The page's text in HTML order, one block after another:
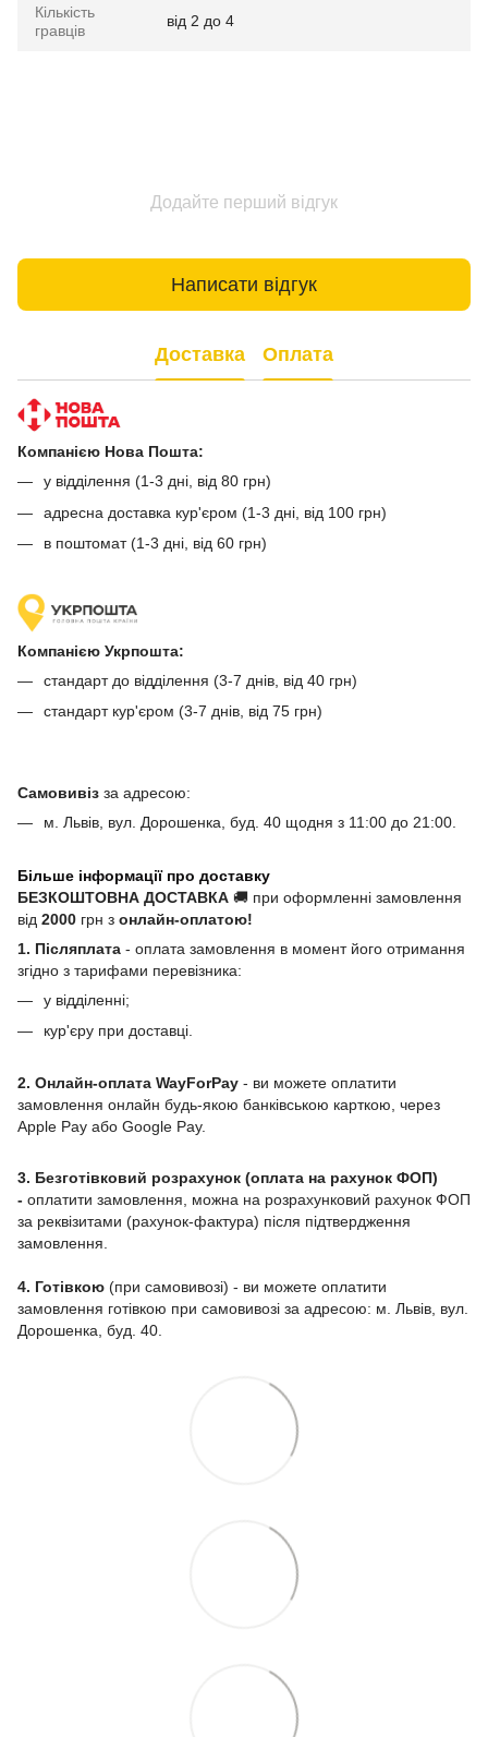
Кількість
гравців
від 2 до 4
Додайте перший відгук
Написати відгук
Доставка Оплата
Компанією Нова Пошта:
у відділення (1-3 дні, від 80 грн)
адресна доставка кур'єром (1-3 дні, від 100 грн)
в поштомат (1-3 дні, від 60 грн)
Компанією Укрпошта:
стандарт до відділення (3-7 днів, від 40 грн)
стандарт кур'єром (3-7 днів, від 75 грн)
Самовивіз за адресою:
м. Львів, вул. Дорошенка, буд. 40 щодня з 11:00 до 21:00.
Більше інформації про доставку
БЕЗКОШТОВНА ДОСТАВКА 🚚 при оформленні замовлення
від 2000 грн з онлайн-оплатою!
1. Післяплата - оплата замовлення в момент його отримання
згідно з тарифами перевізника:
у відділенні;
кур'єру при доставці.
2. Онлайн-оплата WayForPay - ви можете оплатити
замовлення онлайн будь-якою банківською карткою, через
Apple Pay або Google Pay.
3. Безготівковий розрахунок (оплата на рахунок ФОП)
- оплатити замовлення, можна на розрахунковий рахунок ФОП
за реквізитами (рахунок-фактура) після підтвердження
замовлення.
4. Готівкою (при самовивозі) - ви можете оплатити
замовлення готівкою при самовивозі за адресою: м. Львів, вул.
Дорошенка, буд. 40.